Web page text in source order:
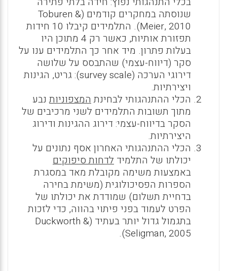
שנוסתה במחקרים קודמים (Toburen &
Meier, 2010). התלמידים קיבלו 10 חידות
תפזורת אותיות, כאשר רק 4 מתוכן היו
בעלות פתרון. מיד אחר כך התלמידים ענו על
סקר (דיווח-עצמי) שהתבסס על שלושה
דירוגי הערכה (survey scale): גריט, הגינות
ויצירתיות.
הכלי ההתנהגותי לבחינתהמצפוניותנבע
מתוך תשובות התלמידים לשני מרכיבים של
הסקר בדיווח-עצמי: דירוג ההגינות ודירוג
היצירתיות.
הכלי ההתנהגותי האחרון אסף נתונים על
יכולתו של התלמיד לדחות סיפוקים
באמצעות משימה מקובלת מאד במסגרת
הספרות הפסיכולוגית (משימת בחירה
בדחיית תשלום) שמודדת את יכולתו של
הפרט לעמוד בפני פיתוי בהווה, כדי לזכות
בתגמול גדול יותר בעתיד (Duckworth &
Seligman, 2005).